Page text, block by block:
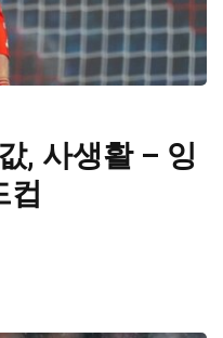
, 사생활 – 잉